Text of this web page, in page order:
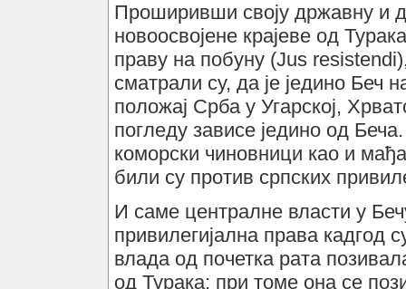
Проширивши своју државну и
новоосвојене крајеве од
праву на побуну (Jus
сматрали су, да је једино Беч
положај Срба у Угарској,
погледу зависе једино од
коморски чиновници као и
били су против српских
И саме централне власти у
привилегијална права кадгод
влада од почетка рата
од Турака; при томе она се